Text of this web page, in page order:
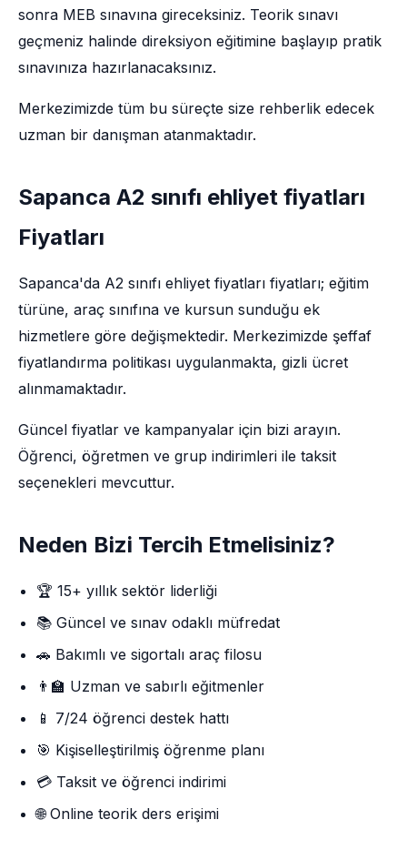
sonra MEB sınavına gireceksiniz. Teorik sınavı
geçmeniz halinde direksiyon eğitimine başlayıp pratik
sınavınıza hazırlanacaksınız.
Merkezimizde tüm bu süreçte size rehberlik edecek
uzman bir danışman atanmaktadır.
Sapanca A2 sınıfı ehliyet fiyatları
Fiyatları
Sapanca'da A2 sınıfı ehliyet fiyatları fiyatları; eğitim
türüne, araç sınıfına ve kursun sunduğu ek
hizmetlere göre değişmektedir. Merkezimizde şeffaf
fiyatlandırma politikası uygulanmakta, gizli ücret
alınmamaktadır.
Güncel fiyatlar ve kampanyalar için bizi arayın.
Öğrenci, öğretmen ve grup indirimleri ile taksit
seçenekleri mevcuttur.
Neden Bizi Tercih Etmelisiniz?
🏆 15+ yıllık sektör liderliği
📚 Güncel ve sınav odaklı müfredat
🚗 Bakımlı ve sigortalı araç filosu
👨‍🏫 Uzman ve sabırlı eğitmenler
📱 7/24 öğrenci destek hattı
🎯 Kişiselleştirilmiş öğrenme planı
💳 Taksit ve öğrenci indirimi
🌐 Online teorik ders erişimi